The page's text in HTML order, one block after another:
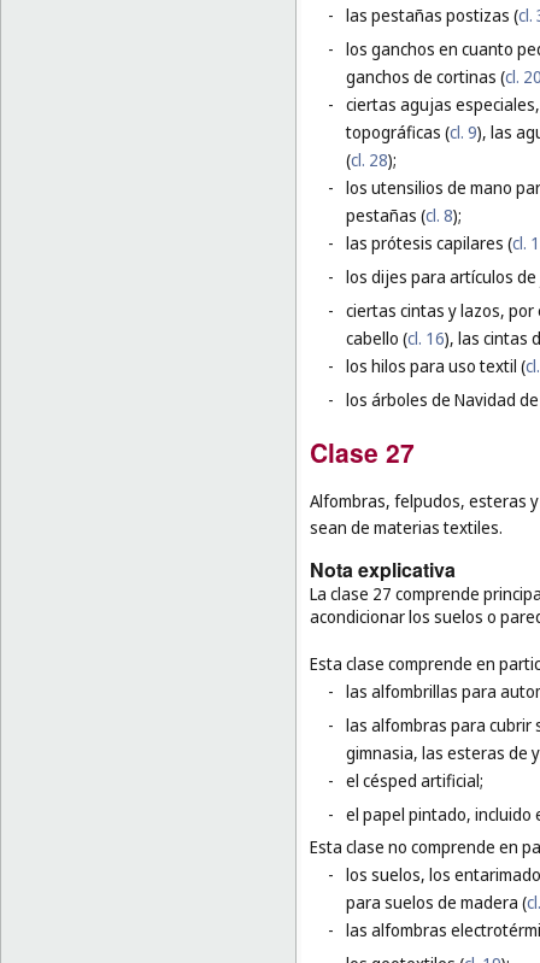
- las pestañas postizas (cl.
- los ganchos en cuanto
ganchos de cortinas (cl.
- ciertas agujas
topográficas (cl. 9), las
(cl. 28);
- los utensilios de mano
pestañas (cl. 8);
- las prótesis capilares (cl.
- los dijes para artículos
- ciertas cintas y lazos,
cabello (cl. 16), las cintas
- los hilos para uso textil (
- los árboles de Navidad
Clase 27
Alfombras, felpudos, esteras
sean de materias textiles.
Nota explicativa
La clase 27 comprende
acondicionar los suelos o
Esta clase comprende en
- las alfombrillas para
- las alfombras para cubrir
gimnasia, las esteras de
- el césped artificial;
- el papel pintado,
Esta clase no comprende en
- los suelos, los
para suelos de madera (
- las alfombras